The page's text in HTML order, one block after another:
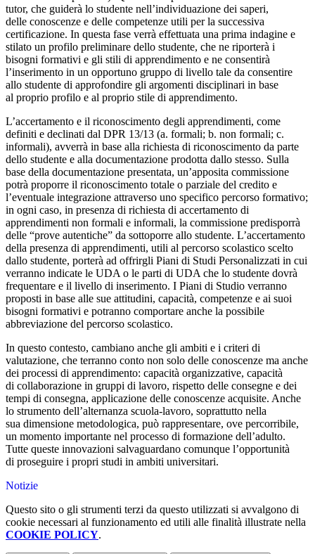
tutor, che guiderà lo studente nell’individuazione dei saperi,
delle conoscenze e delle competenze utili per la successiva
certificazione. In questa fase verrà effettuata una prima indagine e
stilato un profilo preliminare dello studente, che ne riporterà i
bisogni formativi e gli stili di apprendimento e ne consentirà
l’inserimento in un opportuno gruppo di livello tale da consentire
allo studente di approfondire gli argomenti disciplinari in base
al proprio profilo e al proprio stile di apprendimento.
L’accertamento e il riconoscimento degli apprendimenti, come
definiti e declinati dal DPR 13/13 (a. formali; b. non formali; c.
informali), avverrà in base alla richiesta di riconoscimento da parte
dello studente e alla documentazione prodotta dallo stesso. Sulla
base della documentazione presentata, un’apposita commissione
potrà proporre il riconoscimento totale o parziale del credito e
l’eventuale integrazione attraverso uno specifico percorso formativo;
in ogni caso, in presenza di richiesta di accertamento di
apprendimenti non formali e informali, la commissione predisporrà
delle “prove autentiche” da sottoporre allo studente. L’accertamento
della presenza di apprendimenti, utili al percorso scolastico scelto
dallo studente, porterà ad offrirgli Piani di Studi Personalizzati in cui
verranno indicate le UDA o le parti di UDA che lo studente dovrà
frequentare e il livello di inserimento. I Piani di Studio verranno
proposti in base alle sue attitudini, capacità, competenze e ai suoi
bisogni formativi e potranno comportare anche la possibile
abbreviazione del percorso scolastico.
In questo contesto, cambiano anche gli ambiti e i criteri di
valutazione, che terranno conto non solo delle conoscenze ma anche
dei processi di apprendimento: capacità organizzative, capacità
di collaborazione in gruppi di lavoro, rispetto delle consegne e dei
tempi di consegna, applicazione delle conoscenze acquisite. Anche
lo strumento dell’alternanza scuola-lavoro, soprattutto nella
sua dimensione metodologica, può rappresentare, ove percorribile,
un momento importante nel processo di formazione dell’adulto.
Tutte queste innovazioni salvaguardano comunque l’opportunità
di proseguire i propri studi in ambiti universitari.
Notizie
Questo sito o gli strumenti terzi da questo utilizzati si avvalgono di
cookie necessari al funzionamento ed utili alle finalità illustrate nella
COOKIE POLICY.